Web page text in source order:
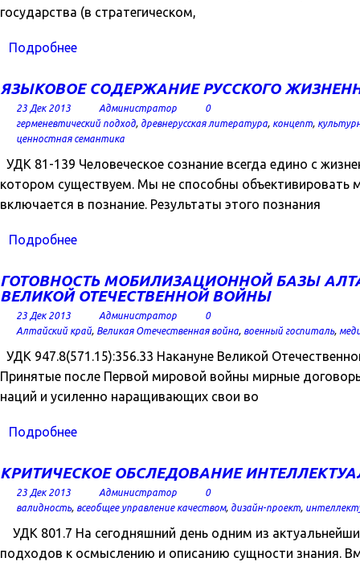
государства (в стратегическом,
Подробнее
ЯЗЫКОВОЕ СОДЕРЖАНИЕ РУССКОГО
23 Дек 2013 Администратор
0
герменевтический подход, древнерусская литература, концепт,
ценностная семантика
УДК 81-139 Человеческое сознание всегда едино с
котором существуем. Мы не способны объективировать
включается в познание. Результаты этого познания
Подробнее
ГОТОВНОСТЬ МОБИЛИЗАЦИОННОЙ БАЗЫ
ВЕЛИКОЙ ОТЕЧЕСТВЕННОЙ ВОЙНЫ
23 Дек 2013 Администратор
0
Алтайский край, Великая Отечественная война, военный госпиталь,
УДК 947.8(571.15):356.33 Накануне Великой
Принятые после Первой мировой войны мирные
наций и усиленно наращивающих свои во
Подробнее
КРИТИЧЕСКОЕ ОБСЛЕДОВАНИЕ
23 Дек 2013 Администратор
0
валидность, всеобщее управление качеством, дизайн-проект,
УДК 801.7 На сегодняшний день одним из
подходов к осмыслению и описанию сущности знания.